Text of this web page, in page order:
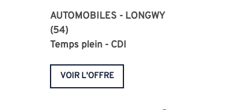
AUTOMOBILES - LONGWY
(54)
Temps plein - CDI
VOIR L'OFFRE